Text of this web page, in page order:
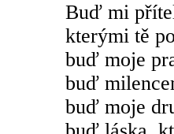
Buď mi
kterými tě
buď moje
buď
buď moje